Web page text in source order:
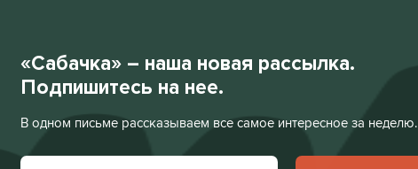
«Сабачка» – наша новая рассылка.
Подпишитесь на нее.
В одном письме рассказываем все самое интересное за неделю.